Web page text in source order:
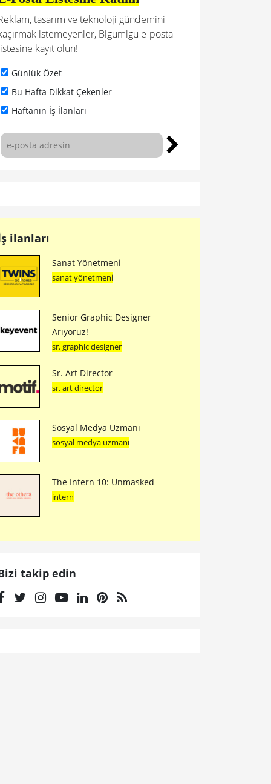
tasarım ve teknoloji gündemini
istemeyenler, Bigumigu e-posta
kayıt olun!
Günlük Özet
Bu Hafta Dikkat Çekenler
Haftanın İş İlanları
ilanları
Sanat Yönetmeni
sanat yönetmeni
Senior Graphic Designer
Arıyoruz!
sr. graphic designer
Sr. Art Director
sr. art director
Sosyal Medya Uzmanı
sosyal medya uzmanı
The Intern 10: Unmasked
intern
takip edin